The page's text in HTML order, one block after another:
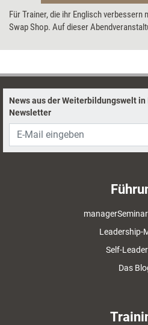
Für Trainer, die ihr Englisch
Swap Shop. Auf dieser
neue Interaktionsformat getestet – und
News aus der Weiterbildungswelt
Newsletter
Leadership-
Self-
Das